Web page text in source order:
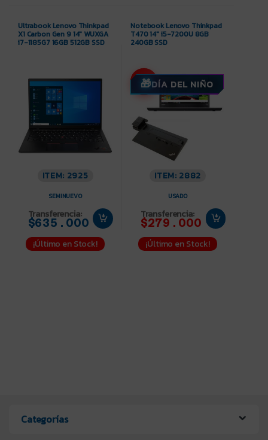
Ultrabook Lenovo Thinkpad
X1 Carbon Gen 9 14″ WUXGA
i7-1185G7 16GB 512GB SSD
ITEM: 2925
SEMINUEVO
Transferencia:
$635.000
¡Último en Stock!
Notebook Lenovo Thinkpad
T470 14″ i5-7200U 8GB
240GB SSD
-3%DÍA DEL NIÑO
ITEM: 2882
USADO
Transferencia:
$279.000
¡Último en Stock!
Categorías